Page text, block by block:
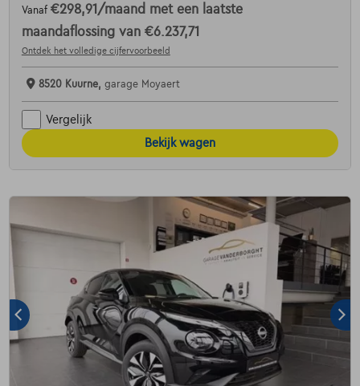
Vanaf €298,91 /maand met een laatste
maandaflossing van €6.237,71
Ontdek het volledige cijfervoorbeeld
8520 Kuurne, garage Moyaert
Vergelijk
Bekijk wagen